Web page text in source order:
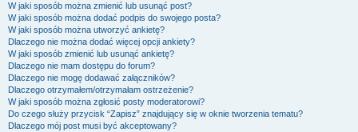
W jaki sposób można zmienić lub usunąć post?
W jaki sposób można dodać podpis do swojego posta?
W jaki sposób można utworzyć ankietę?
Dlaczego nie można dodać więcej opcji ankiety?
W jaki sposób zmienić lub usunąć ankietę?
Dlaczego nie mam dostępu do forum?
Dlaczego nie mogę dodawać załączników?
Dlaczego otrzymałem/otrzymałam ostrzeżenie?
W jaki sposób można zgłosić posty moderatorowi?
Do czego służy przycisk “Zapisz” znajdujący się w oknie tworzenia tematu?
Dlaczego mój post musi być akceptowany?